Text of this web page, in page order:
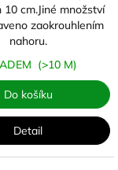
10 cm.Jiné množství
zaokrouhlením
nahoru.
(>10 M)
Do košíku
Detail